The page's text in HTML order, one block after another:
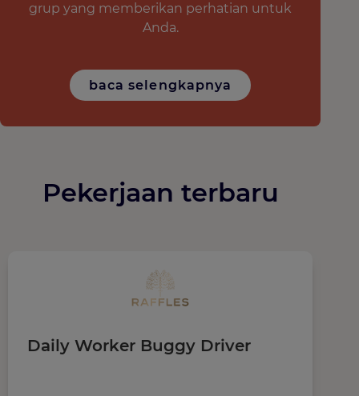
grup yang memberikan perhatian untuk
Anda.
baca selengkapnya
Pekerjaan terbaru
Daily Worker Buggy Driver